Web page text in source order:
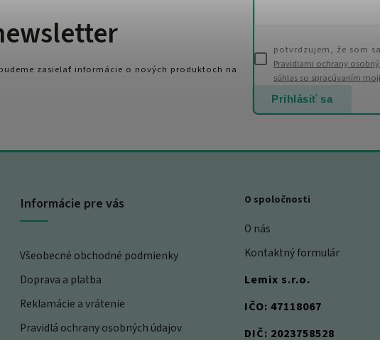
Informácie pre vás
Všeobecné obchodné podmienky
Doprava a platba
Reklamácie a vrátenie
Pravidlá ochrany osobných údajov
O spoločnosti
O nás
Kontaktný formulár
Lemix s.r.o.
IČO: 47118067
DIČ: 2023758528
zasielať informácie o nových produktoch na
potvrdzujem, že som
Pravidlami ochrany
súhlas so spracúvaním
Prihlásiť sa